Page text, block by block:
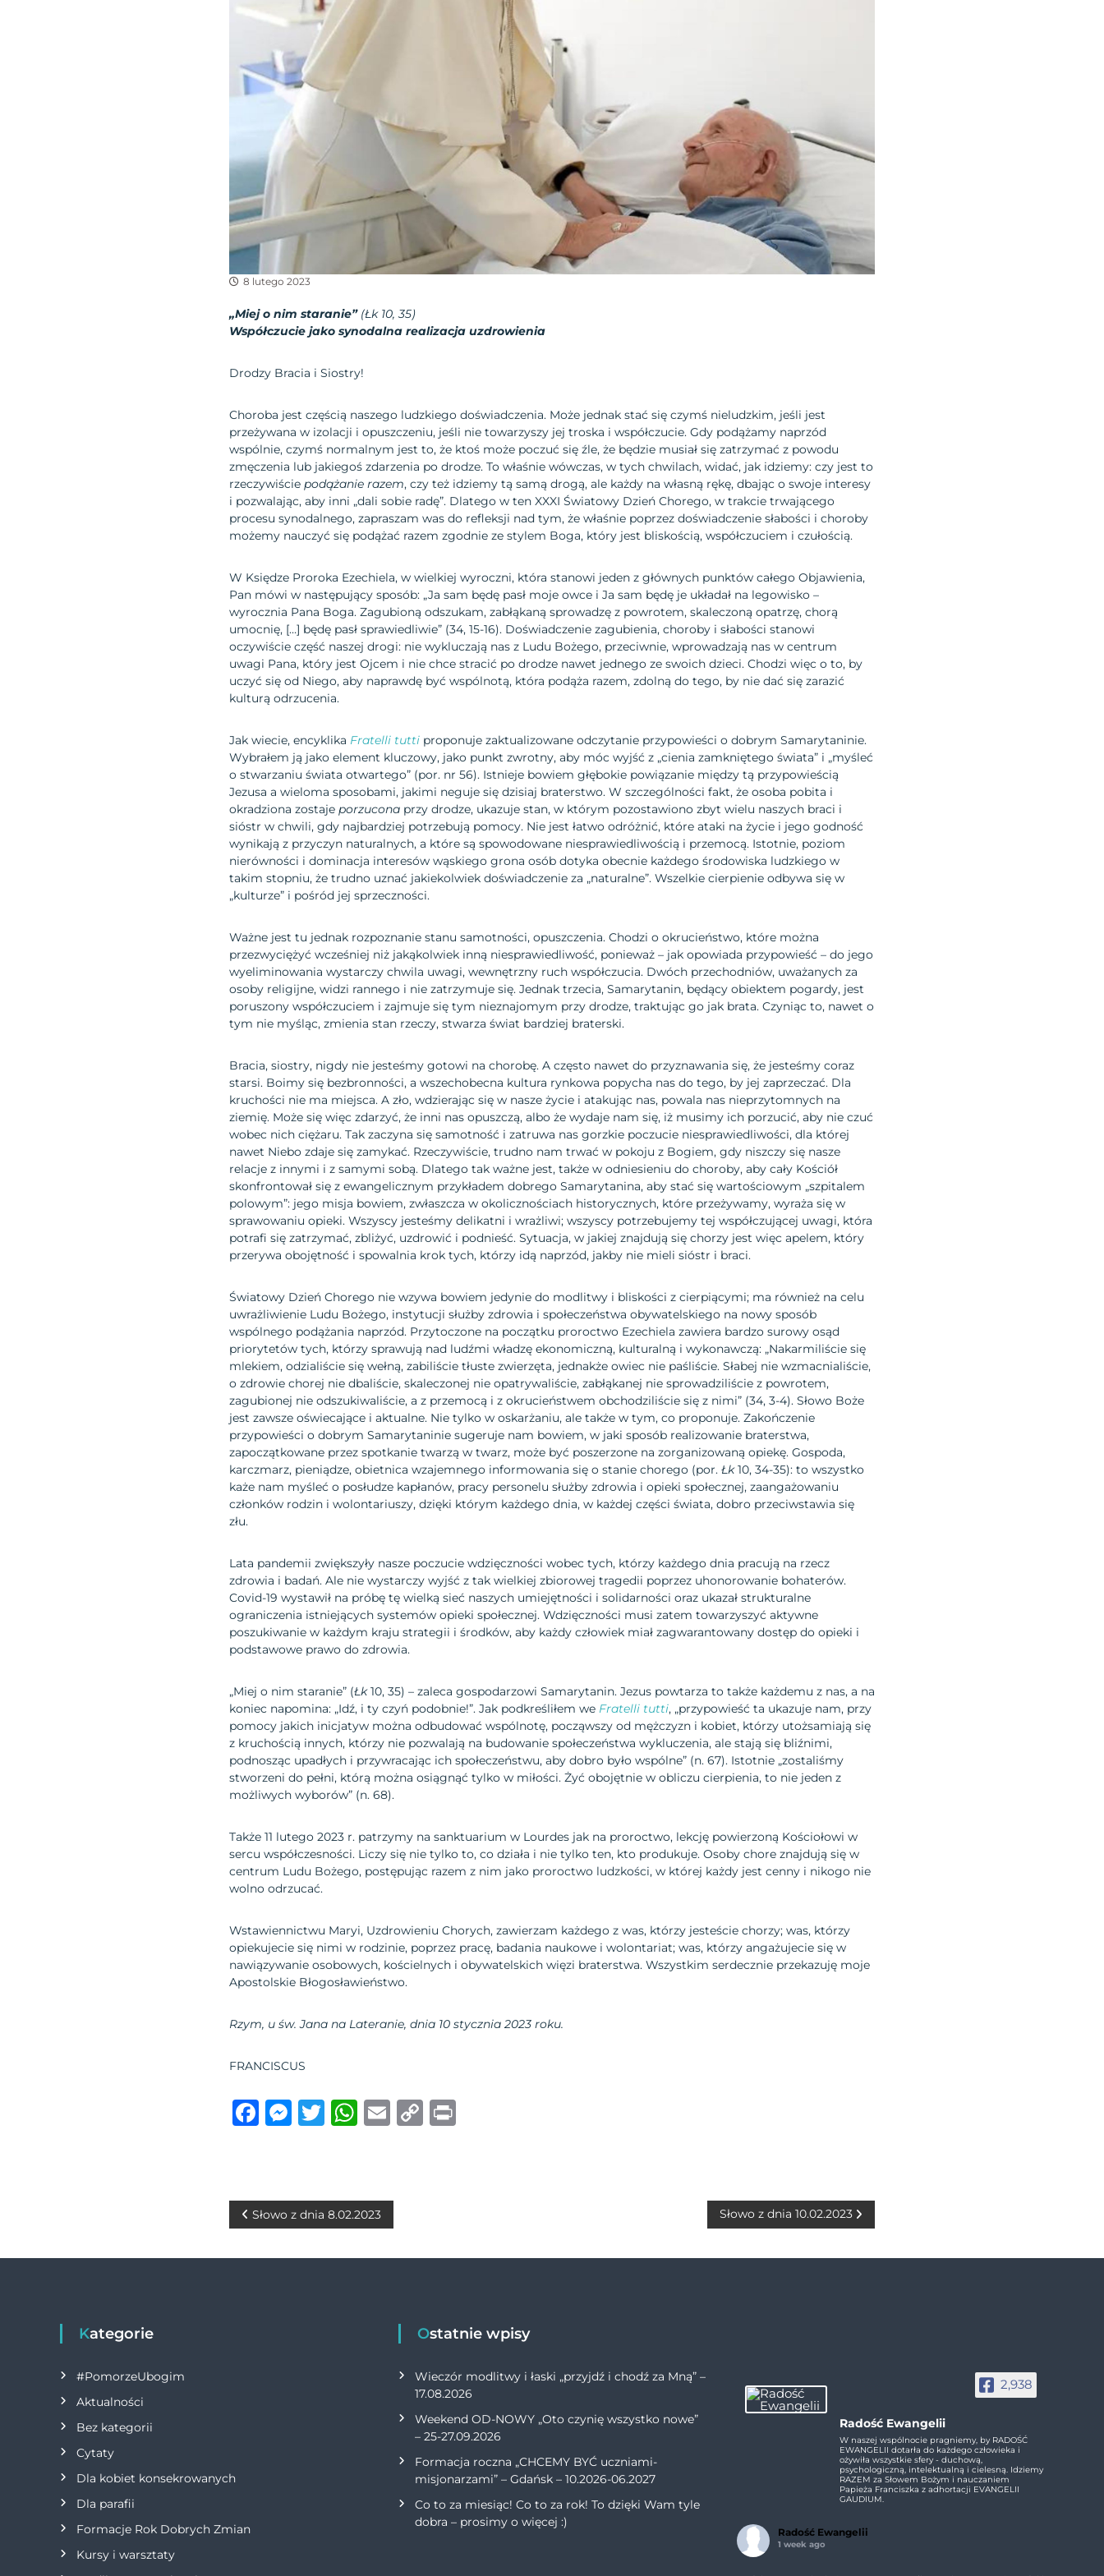
8 lutego 2023
„Miej o nim staranie” (Łk 10, 35)
Współczucie jako synodalna realizacja uzdrowienia
Drodzy Bracia i Siostry!
Choroba jest częścią naszego ludzkiego doświadczenia. Może jednak stać się czymś nieludzkim, jeśli jest
przeżywana w izolacji i opuszczeniu, jeśli nie towarzyszy jej troska i współczucie. Gdy podążamy naprzód
wspólnie, czymś normalnym jest to, że ktoś może poczuć się źle, że będzie musiał się zatrzymać z powodu
zmęczenia lub jakiegoś zdarzenia po drodze. To właśnie wówczas, w tych chwilach, widać, jak idziemy: czy jest to
rzeczywiście podążanie razem, czy też idziemy tą samą drogą, ale każdy na własną rękę, dbając o swoje interesy
i pozwalając, aby inni „dali sobie radę”. Dlatego w ten XXXI Światowy Dzień Chorego, w trakcie trwającego
procesu synodalnego, zapraszam was do refleksji nad tym, że właśnie poprzez doświadczenie słabości i choroby
możemy nauczyć się podążać razem zgodnie ze stylem Boga, który jest bliskością, współczuciem i czułością.
W Księdze Proroka Ezechiela, w wielkiej wyroczni, która stanowi jeden z głównych punktów całego Objawienia,
Pan mówi w następujący sposób: „Ja sam będę pasł moje owce i Ja sam będę je układał na legowisko –
wyrocznia Pana Boga. Zagubioną odszukam, zabłąkaną sprowadzę z powrotem, skaleczoną opatrzę, chorą
umocnię, […] będę pasł sprawiedliwie” (34, 15-16). Doświadczenie zagubienia, choroby i słabości stanowi
oczywiście część naszej drogi: nie wykluczają nas z Ludu Bożego, przeciwnie, wprowadzają nas w centrum
uwagi Pana, który jest Ojcem i nie chce stracić po drodze nawet jednego ze swoich dzieci. Chodzi więc o to, by
uczyć się od Niego, aby naprawdę być wspólnotą, która podąża razem, zdolną do tego, by nie dać się zarazić
kulturą odrzucenia.
Jak wiecie, encyklika Fratelli tutti proponuje zaktualizowane odczytanie przypowieści o dobrym Samarytaninie.
Wybrałem ją jako element kluczowy, jako punkt zwrotny, aby móc wyjść z „cienia zamkniętego świata” i „myśleć
o stwarzaniu świata otwartego” (por. nr 56). Istnieje bowiem głębokie powiązanie między tą przypowieścią
Jezusa a wieloma sposobami, jakimi neguje się dzisiaj braterstwo. W szczególności fakt, że osoba pobita i
okradziona zostaje porzucona przy drodze, ukazuje stan, w którym pozostawiono zbyt wielu naszych braci i
sióstr w chwili, gdy najbardziej potrzebują pomocy. Nie jest łatwo odróżnić, które ataki na życie i jego godność
wynikają z przyczyn naturalnych, a które są spowodowane niesprawiedliwością i przemocą. Istotnie, poziom
nierówności i dominacja interesów wąskiego grona osób dotyka obecnie każdego środowiska ludzkiego w
takim stopniu, że trudno uznać jakiekolwiek doświadczenie za „naturalne”. Wszelkie cierpienie odbywa się w
„kulturze” i pośród jej sprzeczności.
Ważne jest tu jednak rozpoznanie stanu samotności, opuszczenia. Chodzi o okrucieństwo, które można
przezwyciężyć wcześniej niż jakąkolwiek inną niesprawiedliwość, ponieważ – jak opowiada przypowieść – do jego
wyeliminowania wystarczy chwila uwagi, wewnętrzny ruch współczucia. Dwóch przechodniów, uważanych za
osoby religijne, widzi rannego i nie zatrzymuje się. Jednak trzecia, Samarytanin, będący obiektem pogardy, jest
poruszony współczuciem i zajmuje się tym nieznajomym przy drodze, traktując go jak brata. Czyniąc to, nawet o
tym nie myśląc, zmienia stan rzeczy, stwarza świat bardziej braterski.
Bracia, siostry, nigdy nie jesteśmy gotowi na chorobę. A często nawet do przyznawania się, że jesteśmy coraz
starsi. Boimy się bezbronności, a wszechobecna kultura rynkowa popycha nas do tego, by jej zaprzeczać. Dla
kruchości nie ma miejsca. A zło, wdzierając się w nasze życie i atakując nas, powala nas nieprzytomnych na
ziemię. Może się więc zdarzyć, że inni nas opuszczą, albo że wydaje nam się, iż musimy ich porzucić, aby nie czuć
wobec nich ciężaru. Tak zaczyna się samotność i zatruwa nas gorzkie poczucie niesprawiedliwości, dla której
nawet Niebo zdaje się zamykać. Rzeczywiście, trudno nam trwać w pokoju z Bogiem, gdy niszczy się nasze
relacje z innymi i z samymi sobą. Dlatego tak ważne jest, także w odniesieniu do choroby, aby cały Kościół
skonfrontował się z ewangelicznym przykładem dobrego Samarytanina, aby stać się wartościowym „szpitalem
polowym”: jego misja bowiem, zwłaszcza w okolicznościach historycznych, które przeżywamy, wyraża się w
sprawowaniu opieki. Wszyscy jesteśmy delikatni i wrażliwi; wszyscy potrzebujemy tej współczującej uwagi, która
potrafi się zatrzymać, zbliżyć, uzdrowić i podnieść. Sytuacja, w jakiej znajdują się chorzy jest więc apelem, który
przerywa obojętność i spowalnia krok tych, którzy idą naprzód, jakby nie mieli sióstr i braci.
Światowy Dzień Chorego nie wzywa bowiem jedynie do modlitwy i bliskości z cierpiącymi; ma również na celu
uwrażliwienie Ludu Bożego, instytucji służby zdrowia i społeczeństwa obywatelskiego na nowy sposób
wspólnego podążania naprzód. Przytoczone na początku proroctwo Ezechiela zawiera bardzo surowy osąd
priorytetów tych, którzy sprawują nad ludźmi władzę ekonomiczną, kulturalną i wykonawczą: „Nakarmiliście się
mlekiem, odzialiście się wełną, zabiliście tłuste zwierzęta, jednakże owiec nie paśliście. Słabej nie wzmacnialiście,
o zdrowie chorej nie dbaliście, skaleczonej nie opatrywaliście, zabłąkanej nie sprowadziliście z powrotem,
zagubionej nie odszukiwaliście, a z przemocą i z okrucieństwem obchodziliście się z nimi” (34, 3-4). Słowo Boże
jest zawsze oświecające i aktualne. Nie tylko w oskarżaniu, ale także w tym, co proponuje. Zakończenie
przypowieści o dobrym Samarytaninie sugeruje nam bowiem, w jaki sposób realizowanie braterstwa,
zapoczątkowane przez spotkanie twarzą w twarz, może być poszerzone na zorganizowaną opiekę. Gospoda,
karczmarz, pieniądze, obietnica wzajemnego informowania się o stanie chorego (por. Łk10, 34-35): to wszystko
każe nam myśleć o posłudze kapłanów, pracy personelu służby zdrowia i opieki społecznej, zaangażowaniu
członków rodzin i wolontariuszy, dzięki którym każdego dnia, w każdej części świata, dobro przeciwstawia się
złu.
Lata pandemii zwiększyły nasze poczucie wdzięczności wobec tych, którzy każdego dnia pracują na rzecz
zdrowia i badań. Ale nie wystarczy wyjść z tak wielkiej zbiorowej tragedii poprzez uhonorowanie bohaterów.
Covid-19 wystawił na próbę tę wielką sieć naszych umiejętności i solidarności oraz ukazał strukturalne
ograniczenia istniejących systemów opieki społecznej. Wdzięczności musi zatem towarzyszyć aktywne
poszukiwanie w każdym kraju strategii i środków, aby każdy człowiek miał zagwarantowany dostęp do opieki i
podstawowe prawo do zdrowia.
„Miej o nim staranie” (Łk10, 35) – zaleca gospodarzowi Samarytanin. Jezus powtarza to także każdemu z nas, a na
koniec napomina: „Idź, i ty czyń podobnie!”. Jak podkreśliłem we Fratelli tutti, „przypowieść ta ukazuje nam, przy
pomocy jakich inicjatyw można odbudować wspólnotę, począwszy od mężczyzn i kobiet, którzy utożsamiają się
z kruchością innych, którzy nie pozwalają na budowanie społeczeństwa wykluczenia, ale stają się bliźnimi,
podnosząc upadłych i przywracając ich społeczeństwu, aby dobro było wspólne” (n. 67). Istotnie „zostaliśmy
stworzeni do pełni, którą można osiągnąć tylko w miłości. Żyć obojętnie w obliczu cierpienia, to nie jeden z
możliwych wyborów” (n. 68).
Także 11 lutego 2023 r. patrzymy na sanktuarium w Lourdes jak na proroctwo, lekcję powierzoną Kościołowi w
sercu współczesności. Liczy się nie tylko to, co działa i nie tylko ten, kto produkuje. Osoby chore znajdują się w
centrum Ludu Bożego, postępując razem z nim jako proroctwo ludzkości, w której każdy jest cenny i nikogo nie
wolno odrzucać.
Wstawiennictwu Maryi, Uzdrowieniu Chorych, zawierzam każdego z was, którzy jesteście chorzy; was, którzy
opiekujecie się nimi w rodzinie, poprzez pracę, badania naukowe i wolontariat; was, którzy angażujecie się w
nawiązywanie osobowych, kościelnych i obywatelskich więzi braterstwa. Wszystkim serdecznie przekazuję moje
Apostolskie Błogosławieństwo.
Rzym, u św. Jana na Lateranie, dnia 10 stycznia 2023 roku.
FRANCISCUS
F
b
M
n
T
r
W
A
E
C
N
a
j
Słowo z dnia 8.02.2023 Słowo z dnia 10.02.2023
Kategorie
#PomorzeUbogim
Aktualności
Bez kategorii
Cytaty
Dla kobiet konsekrowanych
Dla parafii
Formacje Rok Dobrych Zmian
Kursy i warsztaty
Ostatnie wpisy
Wieczór modlitwy i łaski „przyjdź i chodź za Mną” –
17.08.2026
Weekend OD-NOWY „Oto czynię wszystko nowe”
– 25-27.09.2026
Formacja roczna „CHCEMY BYĆ uczniami-
misjonarzami” – Gdańsk – 10.2026-06.2027
Co to za miesiąc! Co to za rok! To dzięki Wam tyle
dobra – prosimy o więcej :)
2,938
Radość Ewangelii
W naszej wspólnocie pragniemy, by RADOŚĆ
EWANGELII dotarła do każdego człowieka i
ożywiła wszystkie sfery - duchową,
psychologiczną, intelektualną i cielesną. Idziemy
RAZEM za Słowem Bożym i nauczaniem
Papieża Franciszka z adhortacji EVANGELII
GAUDIUM.
Radość Ewangelii
1 week ago